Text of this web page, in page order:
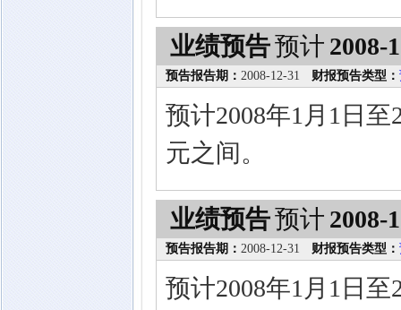
业绩预告预计 2008-
预告报告期： 2008-12-31 财报预告类型：
预计2008年1月1日至
元之间。
业绩预告预计 2008-
预告报告期： 2008-12-31 财报预告类型：
预计2008年1月1日至